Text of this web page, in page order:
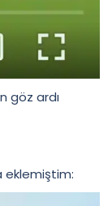
göz ardı
eklemiştim: